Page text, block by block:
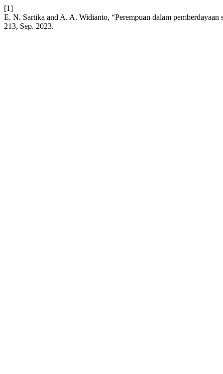
[1]
E. N. Sartika and A. A. Widianto, “Perempuan dalam
213, Sep. 2023.